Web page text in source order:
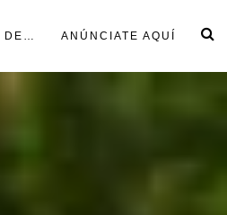
DE… ANÚNCIATE AQUÍ